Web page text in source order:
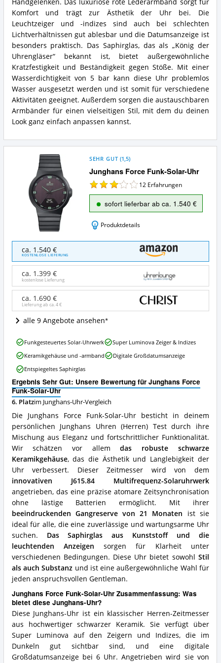
Handgelenken. Das luxuriöse rote Lederarmband sorgt für
Komfort und trägt zur Ästhetik der Uhr bei. Die
Leuchtzeiger und -indizes sind auch bei schlechten
Lichtverhältnissen gut ablesbar und die Datumsanzeige ist
besonders praktisch. Das Saphirglas, das als „König der
Uhrengläser“ bekannt ist, bietet außergewöhnliche
Kratzfestigkeit und Beständigkeit gegen Stöße. Mit einer
Wasserdichtigkeit von 5 bar kann diese Uhr problemlos
Wasser ausgesetzt werden und ist somit für verschiedene
Aktivitäten geeignet. Außerdem sorgen die austauschbaren
Armbänder für einen vielseitigen Stil, mit dem du deinen
Look ganz einfach anpassen kannst.
Junghans Force Funk-Solar-Uhr
SEHR GUT (1,5)
12 Erfahrungen
sofort lieferbar ab ca. 1.540 €
Produktdetails
Junghans
Force
Funk-
Solar-
Uhr
Angebote:
diese
Junghans-
erhältlich?
ca. 1.540 €
KOSTENLOSE LIEFERUNG
ca. 1.399 €
kostenlose Lieferung
ca. 1.690 €
Lieferung ab ca.4 €
alle 9 Angebote ansehen
Ergebnis Sehr Gut: Unsere Bewertung für Junghans Force
Funk-Solar-Uhr
6. Platzim Junghans-Uhr-Vergleich
Die Junghans Force Funk-Solar-Uhr besticht in deinem
persönlichen Junghans Uhren (Herren) Test durch ihre
Mischung aus Eleganz und fortschrittlicher Funktionalität.
Wir schätzen vor allemdas robuste schwarze
Keramikgehäuse, das die Ästhetik und Langlebigkeit der
Uhr verbessert. Dieser Zeitmesser wird von dem
innovativen J615.84 Multifrequenz-Solaruhrwerk
angetrieben, das eine präzise atomare Zeitsynchronisation
ohne lästige Batterien ermöglicht. Mit ihrer
beeindruckenden Gangreserve von 21 Monaten ist sie
ideal für alle, die eine zuverlässige und wartungsarme Uhr
suchen. Das Saphirglas aus Kunststoff und die
leuchtenden Anzeigen sorgen für Klarheit unter
verschiedenen Bedingungen. Diese Uhr bietet sowohl Stil
als auch Substanz und ist eine außergewöhnliche Wahl für
jeden anspruchsvollen Gentleman.
Junghans Force Funk-Solar-Uhr Zusammenfassung: Was
bietet diese Junghans-Uhr?
Diese Junghans-Uhr ist ein klassischer Herren-Zeitmesser
aus hochwertiger schwarzer Keramik. Sie verfügt über
Super Luminova auf den Zeigern und Indizes, die im
Dunkeln gut sichtbar sind, und eine digitale
Großdatumsanzeige bei 6 Uhr. Angetrieben wird sie von
Junghans
Force
Funk-
Solar-
Uhr
Vorteile:
Was
spricht
für
diese
Junghans-
Uhr?
Funkgesteuertes Solar-Uhrwerk
Super Luminova Zeiger & Indizes
Keramikgehäuse und -armband
Digitale Großdatumsanzeige
Entspiegeltes Saphirglas